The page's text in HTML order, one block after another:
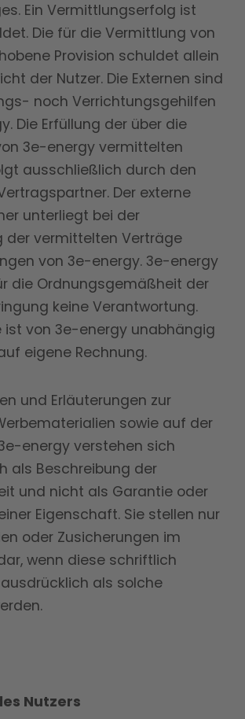
Ein Vermittlungserfolg ist
Die für die Vermittlung von
Provision schuldet allein
der Nutzer. Die Externen sind
noch Verrichtungsgehilfen
Die Erfüllung der über die
3e-energy vermittelten
ausschließlich durch den
Der externe
unterliegt bei der
der vermittelten Verträge
von 3e-energy. 3e-energy
die Ordnungsgemäßheit der
keine Verantwortung.
ist von 3e-energy unabhängig
eigene Rechnung.
und Erläuterungen zur
sowie auf der
energy verstehen sich
als Beschreibung der
und nicht als Garantie oder
Eigenschaft. Sie stellen nur
oder Zusicherungen im
wenn diese schriftlich
als solche
Nutzers